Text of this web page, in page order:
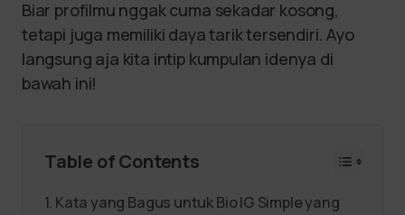
Biar profilmu nggak cuma sekadar kosong,
tetapi juga memiliki daya tarik tersendiri. Ayo
langsung aja kita intip kumpulan idenya di
bawah ini!
Table of Contents
Kata yang Bagus untuk Bio IG Simple yang